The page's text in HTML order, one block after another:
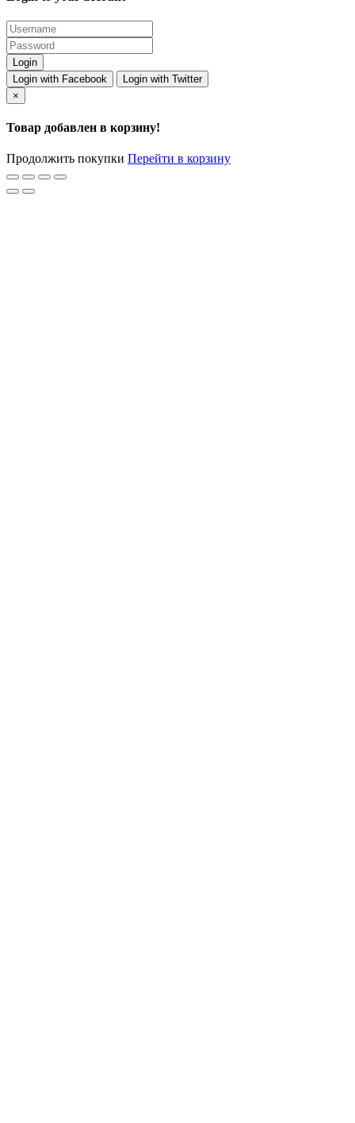
Login with Facebook
Login with Twitter
×
Товар добавлен в корзину!
Продолжить покупки Перейти в корзину